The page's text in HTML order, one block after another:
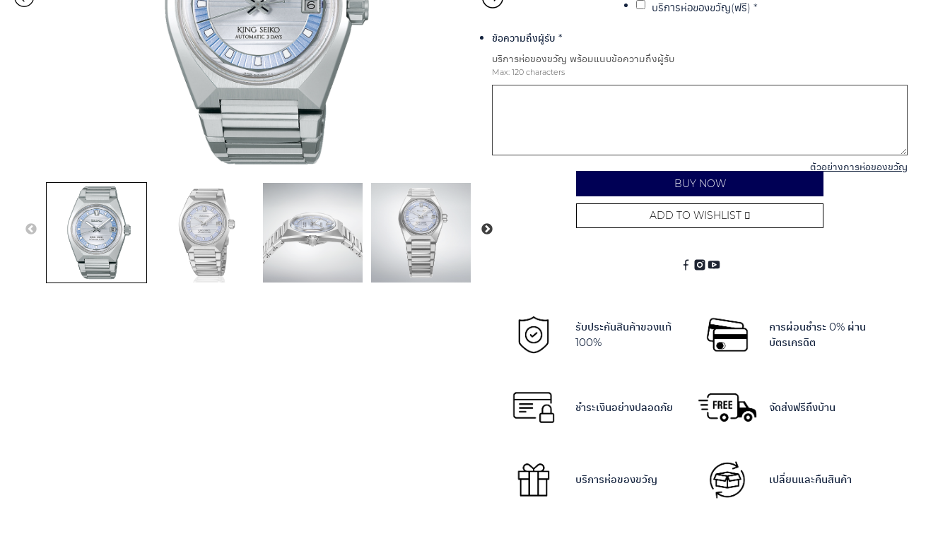
บริการห่อของขวัญ(ฟรี) *
ข้อความถึงผู้รับ *
บริการห่อของขวัญ พร้อมแนบข้อความถึงผู้รับ
Max: 120 characters
ตัวอย่างการห่อของขวัญ
BUY NOW
ADD TO WISHLIST
รับประกันสินค้าของแท้
100%
การผ่อนชำระ 0% ผ่าน
บัตรเครดิต
ชำระเงินอย่างปลอดภัย จัดส่งฟรีถึงบ้าน
บริการห่อของขวัญ เปลี่ยนและคืนสินค้า